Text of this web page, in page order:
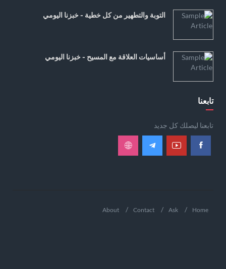
التوبة والتطهير من كل خطية - خبزنا اليومي
أساسيات العلاقة مع المسيح - خبزنا اليومي
تابعنا
تابعنا ليصلك كل جديد
Home
Ask
Contact
About